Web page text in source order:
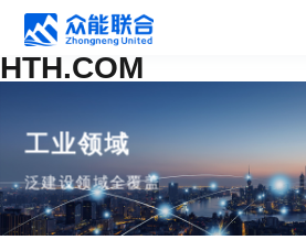
HTH.COM
工业领域
泛建设领域全覆盖